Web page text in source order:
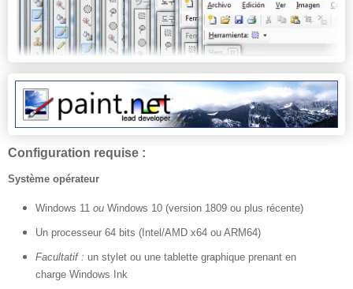
Configuration requise :
Système opérateur
Windows 11 ou Windows 10 (version 1809 ou plus récente)
Un processeur 64 bits (Intel/AMD x64 ou ARM64)
Facultatif : un stylet ou une tablette graphique prenant en
charge Windows Ink